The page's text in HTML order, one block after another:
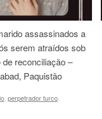
assassinados a
serem atraídos sob
de reconciliação –
Paquistão
perpetrador turco